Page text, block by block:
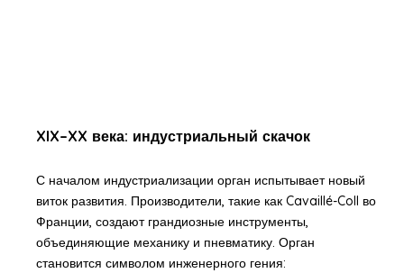
XIX–XX века: индустриальный скачок
С началом индустриализации орган испытывает новый
виток развития. Производители, такие как Cavaillé-Coll во
Франции, создают грандиозные инструменты,
объединяющие механику и пневматику. Орган
становится символом инженерного гения: